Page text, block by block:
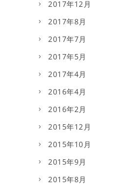
2017年12月
2017年8月
2017年7月
2017年5月
2017年4月
2016年4月
2016年2月
2015年12月
2015年10月
2015年9月
2015年8月